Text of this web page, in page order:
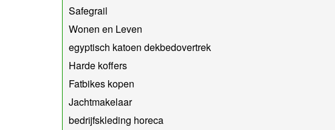
Safegrail
Wonen en Leven
egyptisch katoen dekbedovertrek
Harde koffers
Fatbikes kopen
Jachtmakelaar
bedrijfskleding horeca